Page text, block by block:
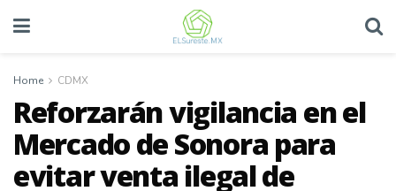
Home CDMX
Reforzarán vigilancia en el
Mercado de Sonora para
evitar venta ilegal de